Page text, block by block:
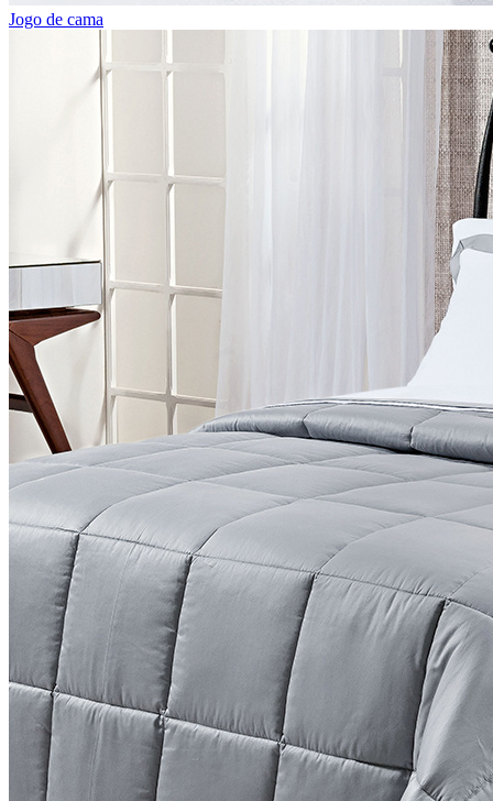
Jogo de cama